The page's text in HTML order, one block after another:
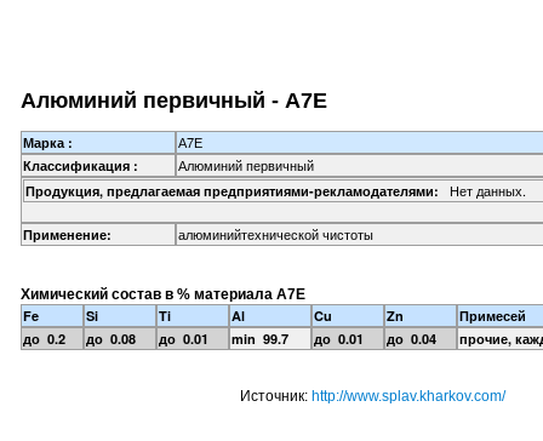
Алюминий первичный - А7Е
Марка : А7Е
Классификация : Алюминий первичный
Продукция, предлагаемая предприятиями-рекламодателями: Нет данных.
Применение: алюминийтехнической чистоты
Химический состав в % материала А7Е
Fe Si Ti Al Cu Zn
Примесей
до 0.2
до 0.08 до 0.01 min 99.7 до 0.01 до 0.04 прочие,
Источник: http://www.splav.kharkov.com/